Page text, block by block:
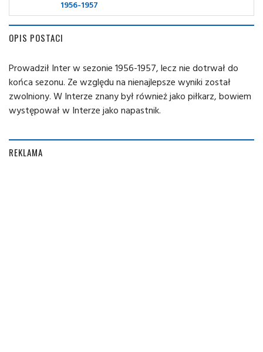
1956-1957
OPIS POSTACI
Prowadził Inter w sezonie 1956-1957, lecz nie dotrwał do
końca sezonu. Ze względu na nienajlepsze wyniki został
zwolniony. W Interze znany był również jako piłkarz, bowiem
występował w Interze jako napastnik.
REKLAMA